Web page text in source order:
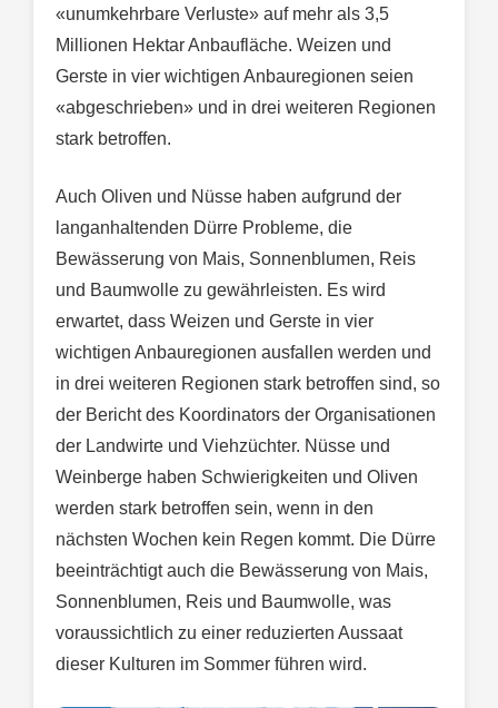
«unumkehrbare Verluste» auf mehr als 3,5
Millionen Hektar Anbaufläche. Weizen und
Gerste in vier wichtigen Anbauregionen seien
«abgeschrieben» und in drei weiteren Regionen
stark betroffen.
Auch Oliven und Nüsse haben aufgrund der
langanhaltenden Dürre Probleme, die
Bewässerung von Mais, Sonnenblumen, Reis
und Baumwolle zu gewährleisten. Es wird
erwartet, dass Weizen und Gerste in vier
wichtigen Anbauregionen ausfallen werden und
in drei weiteren Regionen stark betroffen sind, so
der Bericht des Koordinators der Organisationen
der Landwirte und Viehzüchter. Nüsse und
Weinberge haben Schwierigkeiten und Oliven
werden stark betroffen sein, wenn in den
nächsten Wochen kein Regen kommt. Die Dürre
beeinträchtigt auch die Bewässerung von Mais,
Sonnenblumen, Reis und Baumwolle, was
voraussichtlich zu einer reduzierten Aussaat
dieser Kulturen im Sommer führen wird.